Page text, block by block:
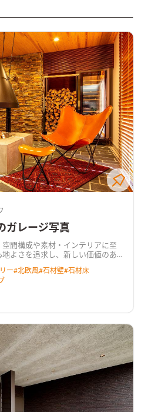
ガレージ写真
間構成や素材・インテリアに至
よさを追求し、新しい価値のあ
ハウス｜LoungeDESEN（ラウン
たお施主様。 それぞれで
別に分かれた空間。それらをつ
成・設計された上質な世界観が
ー#北欧風#石材壁#石材床